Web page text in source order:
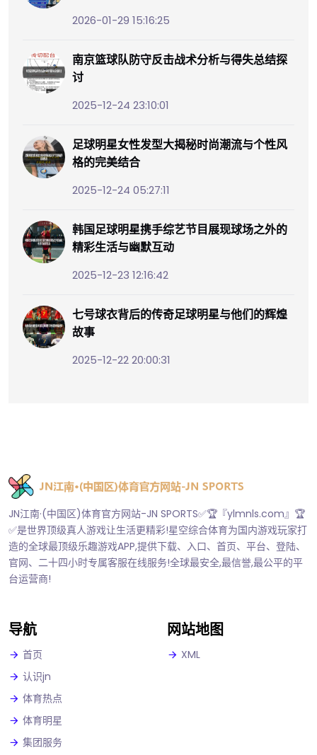
2026-01-29 15:16:25
南京篮球队防守反击战术分析与得失总结探
讨
2025-12-24 23:10:01
足球明星女性发型大揭秘时尚潮流与个性风
格的完美结合
2025-12-24 05:27:11
韩国足球明星携手综艺节目展现球场之外的
精彩生活与幽默互动
2025-12-23 12:16:42
七号球衣背后的传奇足球明星与他们的辉煌
故事
2025-12-22 20:00:31
JN江南·(中国区)体育官方网站-JN SPORTS✅🏆『ylmnls.com』🏆
✅是世界顶级真人游戏让生活更精彩!星空综合体育为国内游戏玩家打
造的全球最顶级乐趣游戏APP,提供下载、入口、首页、平台、登陆、
官网、二十四小时专属客服在线服务!全球最安全,最信誉,最公平的平
台运营商!
导航
首页
认识jn
体育热点
体育明星
集团服务
网站地图
XML